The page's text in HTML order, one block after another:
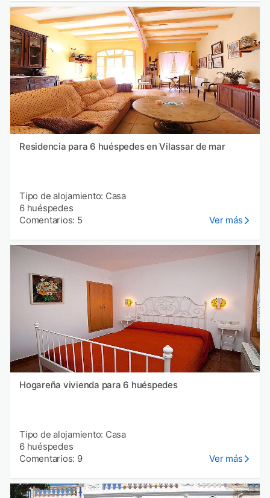
Residencia para 6 huéspedes en Vilassar de mar
Tipo de alojamiento: Casa
6 huéspedes
Comentarios: 5
Ver más
Hogareña vivienda para 6 huéspedes
Tipo de alojamiento: Casa
6 huéspedes
Comentarios: 9
Ver más